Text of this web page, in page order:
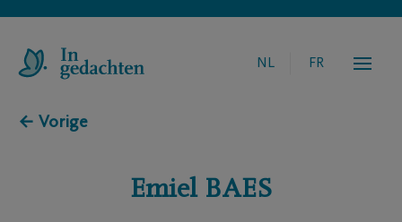
NL FR
← Vorige
Emiel BAES